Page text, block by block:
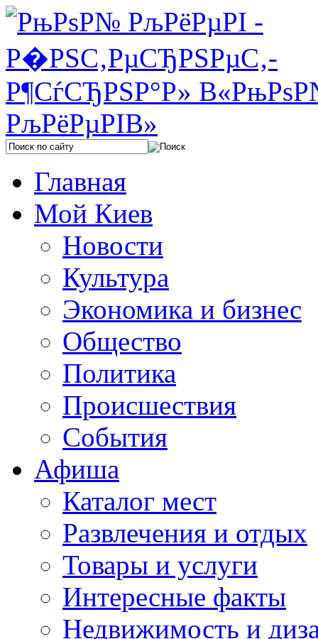
Главная
Мой Киев
Новости
Культура
Экономика и бизнес
Общество
Политика
Происшествия
События
Афиша
Каталог мест
Развлечения и отдых
Товары и услуги
Интересные факты
Недвижимость и